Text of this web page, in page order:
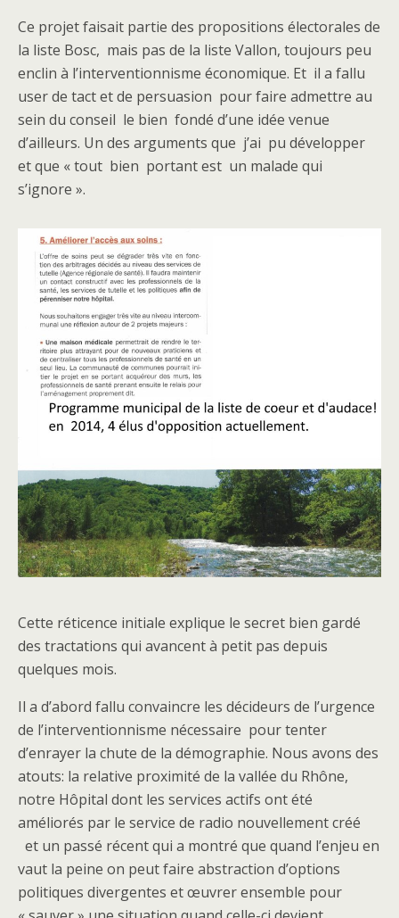
Ce projet faisait partie des propositions électorales de
la liste Bosc, mais pas de la liste Vallon, toujours peu
enclin à l’interventionnisme économique. Et il a fallu
user de tact et de persuasion pour faire admettre au
sein du conseil le bien fondé d’une idée venue
d’ailleurs. Un des arguments que j’ai pu développer
et que « tout bien portant est un malade qui
s’ignore ».
Cette réticence initiale explique le secret bien gardé
des tractations qui avancent à petit pas depuis
quelques mois.
Il a d’abord fallu convaincre les décideurs de l’urgence
de l’interventionnisme nécessaire pour tenter
d’enrayer la chute de la démographie. Nous avons des
atouts: la relative proximité de la vallée du Rhône,
notre Hôpital dont les services actifs ont été
améliorés par le service de radio nouvellement créé
et un passé récent qui a montré que quand l’enjeu en
vaut la peine on peut faire abstraction d’options
politiques divergentes et œuvrer ensemble pour